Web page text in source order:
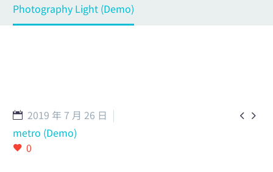
Photography Light (Demo)
 
2019 年 7 月 26 日
metro (Demo)
0